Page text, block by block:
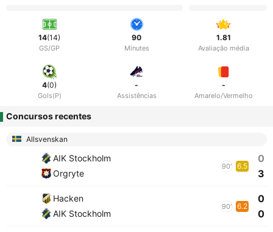
14(14)
GS/GP
90
Minutes
1.81
Avaliação média
4(0)
Gols(P)
-
Assistências
-
Amarelo/Vermelho
Concursos recentes
Allsvenskan
AIK Stockholm
Orgryte
90' 6.5
0
3
Hacken
AIK Stockholm
90' 6.2
0
0